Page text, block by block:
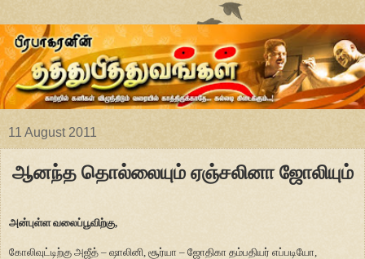
11 August 2011
ஆனந்த தொல்லையும் ஏஞ்சலினா ஜோலியும்
அன்புள்ள வலைப்பூவிற்கு,
கோலிவுட்டிற்கு அஜீத் – ஷாலினி, சூர்யா – ஜோதிகா தம்பதியர் எப்படியோ,